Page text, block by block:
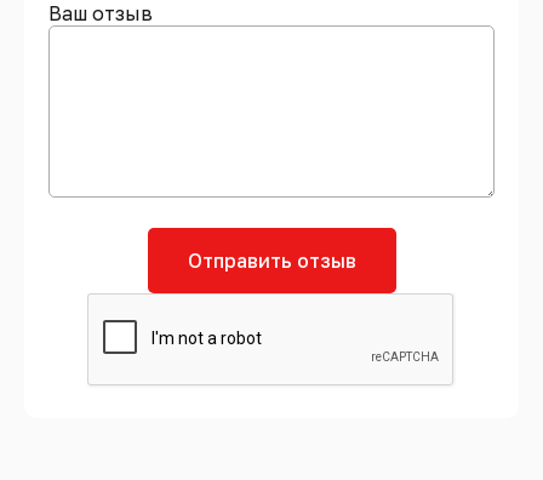
Ваш отзыв
Отправить отзыв